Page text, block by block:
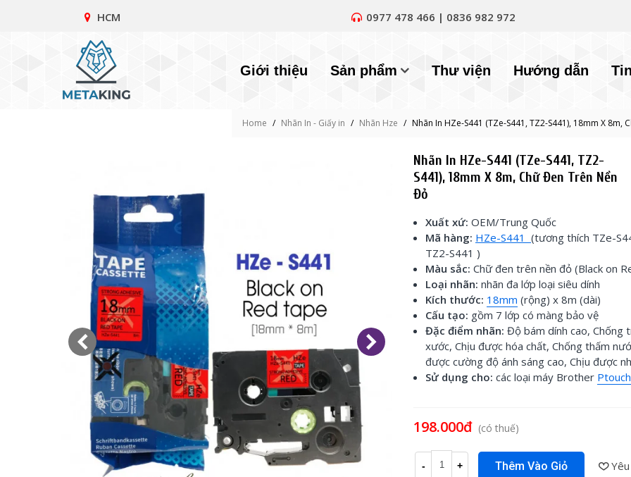
HCM 0977 478 466 | 0836 982 972
Giới thiệu Sản phẩm Thư viện Hướng dẫn
Home / Nhãn In - Giấy in / Nhãn Hze / Nhãn In HZe-S441 (TZe-S441, TZ2-S441), 18mm X 8m,
Nhãn In HZe-S441 (TZe-S441, TZ2-
S441), 18mm X 8m, Chữ Đen Trên Nền
Đỏ
Xuất xứ: OEM/Trung Quốc
Mã hàng: HZe-S441 (tương thích TZe-
TZ2-S441 )
Màu sắc: Chữ đen trên nền đỏ (Black on
Loại nhãn: nhãn đa lớp loại siêu dính
Kích thước: 18mm (rộng) x 8m (dài)
Cấu tạo: gồm 7 lớp có màng bảo vệ
Đặc điểm nhãn: Độ bám dính cao, Chống
xước, Chịu được hóa chất, Chống thấm
được cường độ ánh sáng cao, Chịu được
Sử dụng cho: các loại máy Brother Ptouch
198.000đ (có thuế)
- + Thêm Vào Giỏ